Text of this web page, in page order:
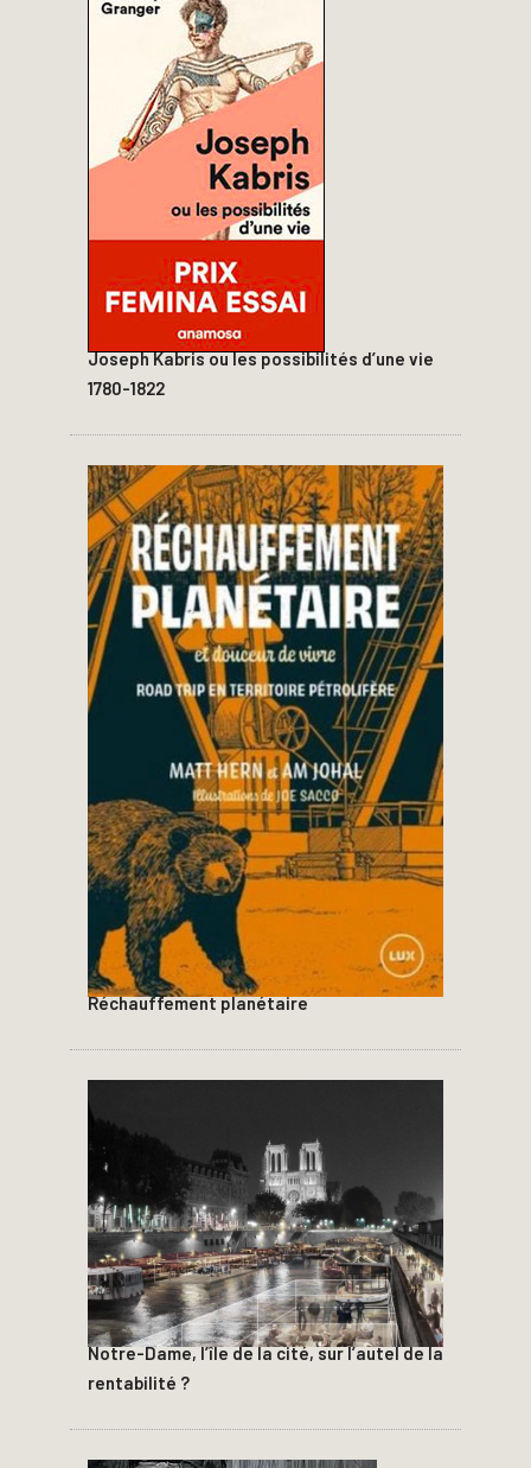
Joseph Kabris ou les possibilités d’une vie
1780-1822
Réchauffement planétaire
Notre-Dame, l’île de la cité, sur l’autel de la
rentabilité ?